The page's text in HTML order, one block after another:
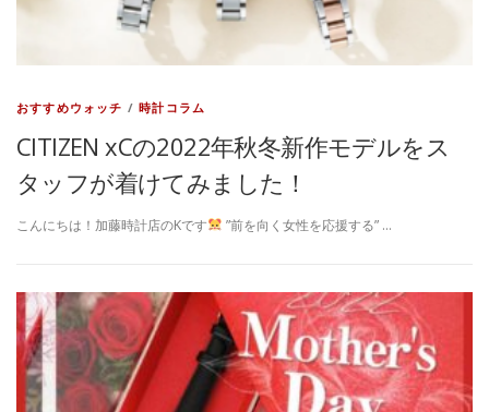
おすすめウォッチ /時計コラム
CITIZEN xCの2022年秋冬新作モデルをス
タッフが着けてみました！
こんにちは！加藤時計店のKです ”前を向く女性を応援する” …